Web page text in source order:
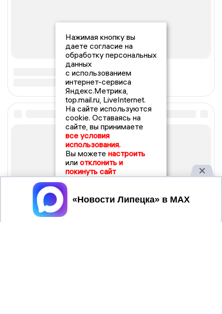
Нажимая кнопку вы
даете согласие на
обработку персональных
данных
с использованием
интернет-сервиса
Яндекс.Метрика,
top.mail.ru, LiveInternet.
На сайте используются
cookie. Оставаясь на
сайте, вы принимаете
все условия
использования.
Вы можете настроить
или отклонить и
покинуть сайт
Принять